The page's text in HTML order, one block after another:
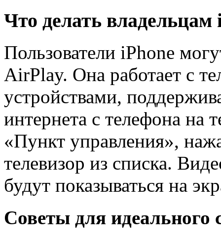
Что делать владельцам
Пользователи iPhone
AirPlay. Она работает с
устройствами,
интернета с телефона на
«Пункт управления»,
телевизор из списка.
будут показываться на
Советы для идеального